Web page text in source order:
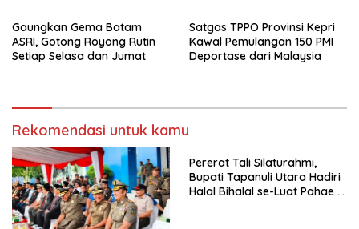
Gaungkan Gema Batam
ASRI, Gotong Royong Rutin
Setiap Selasa dan Jumat
Satgas TPPO Provinsi Kepri
Kawal Pemulangan 150 PMI
Deportase dari Malaysia
Rekomendasi untuk kamu
Pererat Tali Silaturahmi,
Bupati Tapanuli Utara Hadiri
Halal Bihalal se-Luat Pahae di